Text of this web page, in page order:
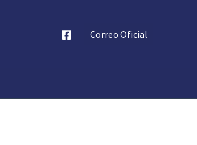
Correo Oficial